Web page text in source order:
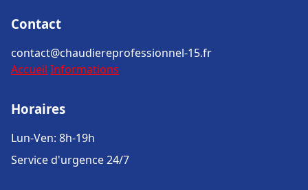
Contact
contact@chaudiereprofessionnel-15.fr
Accueil Informations
Horaires
Lun-Ven: 8h-19h
Service d'urgence 24/7